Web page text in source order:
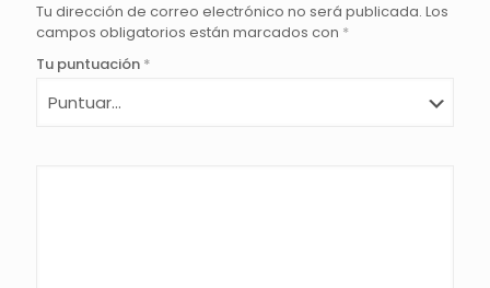
Tu dirección de correo electrónico no será publicada. Los
campos obligatorios están marcados con *
Tu puntuación *